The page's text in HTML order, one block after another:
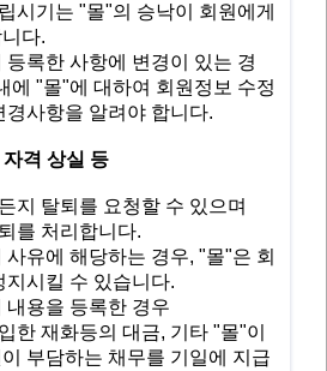
시기는 "몰"의 승낙이 회원에게
다.
등록한 사항에 변경이 있는 경
에 "몰"에 대하여 회원정보 수정
경사항을 알려야 합니다.
격 상실 등
지 탈퇴를 요청할 수 있으며
를 처리합니다.
유에 해당하는 경우, "몰"은 회
지시킬 수 있습니다.
내용을 등록한 경우
한 재화등의 대금, 기타 "몰"이
부담하는 채무를 기일에 지급